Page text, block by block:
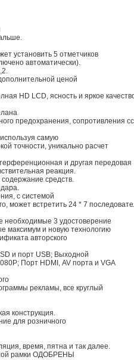
установить 5 отметчиков
автоматически).
ценой
HD LCD, ясность и яркое
предохранения, сопротивления
самую
точности, уникально расчет
и другая передовая
реакция.
средств.
с системой
может встретить 24 * 7
необходимые 3 удостоверение
максимум и новую технологию
авторского
и порт USB; Выходной
Порт HDMI, AV порта и VGA
рекламы, все круглый
конструкция.
для розничного
время, пятна и так далее.
рамки ОДОБРЕНЫ